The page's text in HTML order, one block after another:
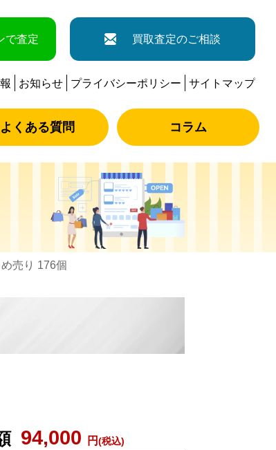
で査定 買取査定のご相談
お知らせ プライバシーポリシー サイトマップ
よくある質問 コラム
売り 176個
94,000 円(税込)